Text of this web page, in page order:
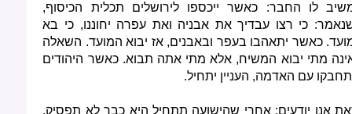
לו החבר: כאשר ייכספו לירושלים תכלית הכיסוף,
כי רצו עבדיך את אבניה ואת עפרה יחוננו, כי בא
כאשר יתאהבו בעפר ובאבנים, אז יבוא המועד. השאלה
מתי יבוא המשיח, אלא מתי אתה תבוא. כאשר היהודים
עם האדמה, העניין יתחיל.
אנו יודעים: אחרי שהישועה תתחיל היא כבר לא תפסיק.